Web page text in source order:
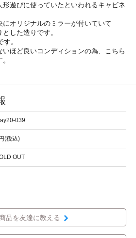
形遊びに使っていたといわれるキャビネ
オリジナルのミラーが付いていて
した造りです。
。
いほど良いコンディションの為、こちら
039
(税込)
OUT
品を友達に教える